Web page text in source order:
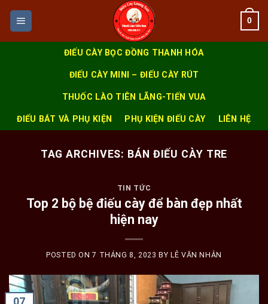
Skip
content
0
ĐIẾU CÀY BỌC ĐỒNG THANH HÓA
ĐIẾU CÀY MINI – ĐIẾU CÀY RÚT
THUỐC LÀO TIÊN LÃNG-TIẾN VUA
ĐIẾU BÁT VÀ PHỤ KIỆN PHỤ KIỆN ĐIẾU CÀY LIÊN HỆ
TAG ARCHIVES: BÁN ĐIẾU CÀY TRE
TIN TỨC
Top 2 bộ bệ điếu cày để bàn đẹp nhất
hiện nay
POSTED ON7 THÁNG 8, 2023 BYLÊ VĂN NHÂN